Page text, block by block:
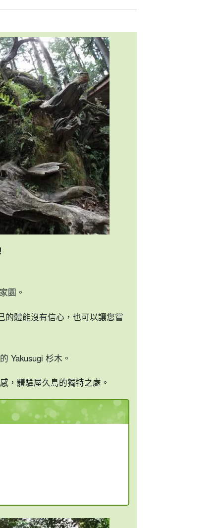
園。
的體能沒有信心，也可以讓您嘗
Yakusugi 杉木。
，體驗屋久島的獨特之處。